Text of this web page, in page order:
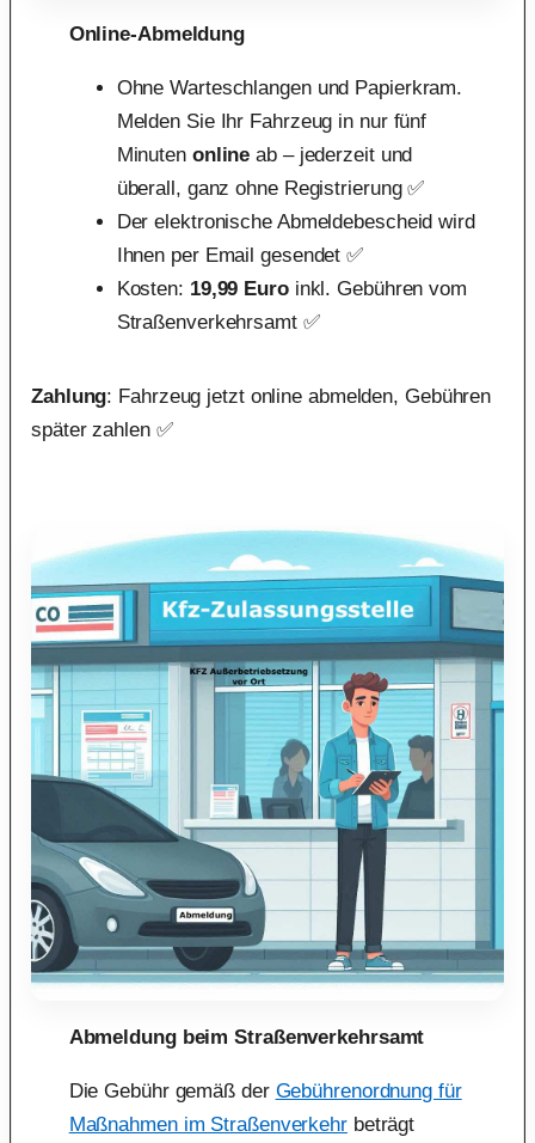
Online-Abmeldung
Ohne Warteschlangen und Papierkram.
Melden Sie Ihr Fahrzeug in nur fünf
Minuten online ab – jederzeit und
überall, ganz ohne Registrierung ✅
Der elektronische Abmeldebescheid wird
Ihnen per Email gesendet ✅
Kosten: 19,99 Euroinkl. Gebühren vom
Straßenverkehrsamt ✅
Zahlung: Fahrzeug jetzt online abmelden, Gebühren
später zahlen ✅
Abmeldung beim Straßenverkehrsamt
Die Gebühr gemäß der Gebührenordnung für
Maßnahmen im Straßenverkehrbeträgt